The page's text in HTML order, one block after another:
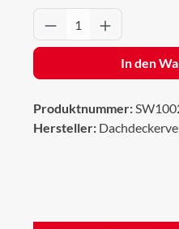
Produkt Anzahl:
In den
Produktnummer:
Hersteller: